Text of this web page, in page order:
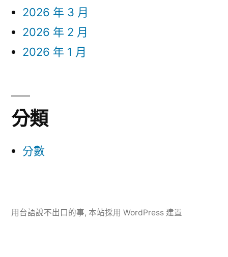
2026 年 3 月
2026 年 2 月
2026 年 1 月
分類
分數
用台語說不出口的事, 本站採用 WordPress 建置